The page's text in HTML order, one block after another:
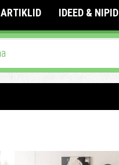
ARTIKLID IDEED & NIPID